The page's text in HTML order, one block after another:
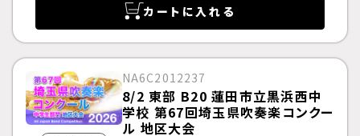
カートに入れる
NA6C2012237
8/2 東部 B20 蓮田市立黒浜西中
学校 第67回埼玉県吹奏楽コンクー
ル 地区大会